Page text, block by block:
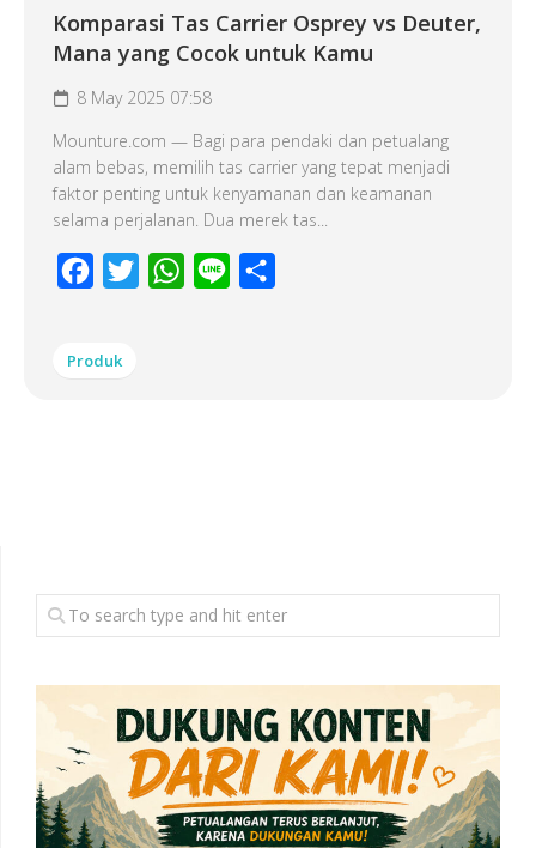
Komparasi Tas Carrier Osprey vs Deuter,
Mana yang Cocok untuk Kamu
8 May 2025 07:58
Mounture.com — Bagi para pendaki dan petualang
alam bebas, memilih tas carrier yang tepat menjadi
faktor penting untuk kenyamanan dan keamanan
selama perjalanan. Dua merek tas...
Facebook
Twitter WhatsApp
Line
Produk